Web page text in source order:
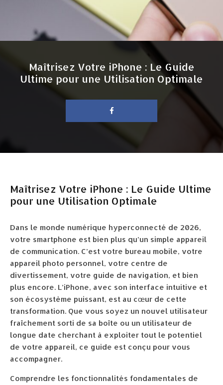
Maîtrisez Votre iPhone : Le Guide
Ultime pour une Utilisation Optimale
Maîtrisez Votre iPhone : Le Guide Ultime
pour une Utilisation Optimale
Dans le monde numérique hyperconnecté de 2026,
votre smartphone est bien plus qu’un simple appareil
de communication. C’est votre bureau mobile, votre
appareil photo personnel, votre centre de
divertissement, votre guide de navigation, et bien
plus encore. L’iPhone, avec son interface intuitive et
son écosystème puissant, est au cœur de cette
transformation. Que vous soyez un nouvel utilisateur
fraîchement sorti de sa boîte ou un utilisateur de
longue date cherchant à exploiter tout le potentiel
de votre appareil, ce guide est conçu pour vous
accompagner.
Comprendre les fonctionnalités fondamentales de